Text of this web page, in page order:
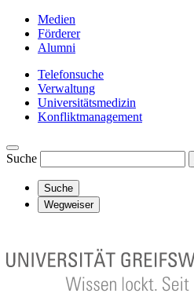
Medien
Förderer
Alumni
Telefonsuche
Verwaltung
Universitätsmedizin
Konfliktmanagement
Suche
Suche
Wegweiser